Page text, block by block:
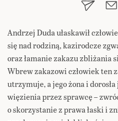
Andrzej Duda ułaskawił
się nad rodziną, kazirodcze
oraz łamanie zakazu zbliżania
Wbrew zakazowi człowiek ten
utrzymuje, a jego żona i
więzienia przez sprawcę –
o skorzystanie z prawa łaski i